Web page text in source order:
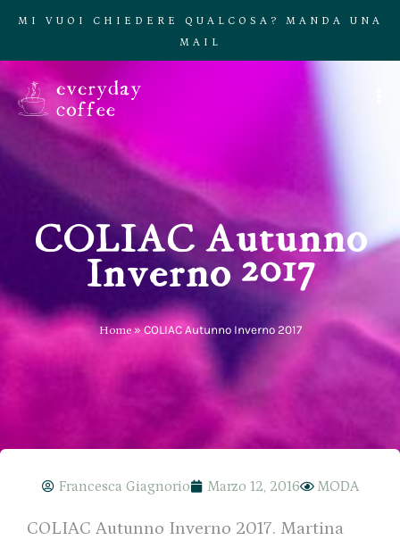
MI VUOI CHIEDERE QUALCOSA? MANDA UNA
MAIL
COLIAC Autunno
Inverno 2017
Home»COLIAC Autunno Inverno 2017
Francesca Giagnorio Marzo 12, 2016 MODA
COLIAC Autunno Inverno 2017. Martina